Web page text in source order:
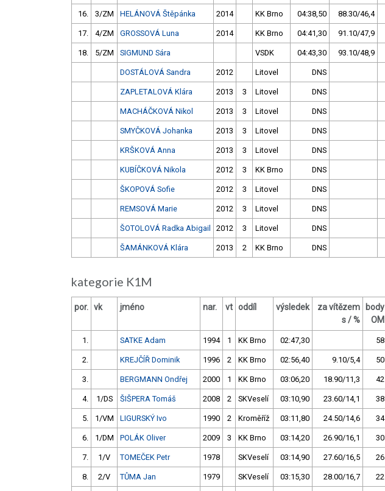
16. 3/ZM HELÁNOVÁ Štěpánka 2014 KK Brno 04:38,50 88.30/46,4
17. 4/ZM GROSSOVÁ Luna 2014 KK Brno 04:41,30 91.10/47,9
18. 5/ZM SIGMUND Sára VSDK 04:43,30 93.10/48,9
DOSTÁLOVÁ Sandra 2012 Litovel DNS
ZAPLETALOVÁ Klára 2013 3 Litovel DNS
MACHÁČKOVÁ Nikol 2013 3 Litovel DNS
SMYČKOVÁ Johanka 2013 3 Litovel DNS
KRŠKOVÁ Anna 2013 3 Litovel DNS
KUBÍČKOVÁ Nikola 2012 3 KK Brno DNS
ŠKOPOVÁ Sofie 2012 3 Litovel DNS
REMSOVÁ Marie 2012 3 Litovel DNS
ŠOTOLOVÁ Radka Abigail 2012 3 Litovel DNS
ŠAMÁNKOVÁ Klára 2013 2 KK Brno DNS
kategorie K1M
por. vk jméno nar. vt oddíl výsledek
za vítězem
s / %
body
OM
1. SATKE Adam 1994 1 KK Brno 02:47,30 58
2. KREJČÍŘ Dominik 1996 2 KK Brno 02:56,40 9.10/5,4 50
3. BERGMANN Ondřej 2000 1 KK Brno 03:06,20 18.90/11,3 42
4. 1/DS ŠIŠPERA Tomáš 2008 2 SKVeselí 03:10,90 23.60/14,1 38
5. 1/VM LIGURSKÝ Ivo 1990 2 Kroměříž 03:11,80 24.50/14,6 34
6. 1/DM POLÁK Oliver 2009 3 KK Brno 03:14,20 26.90/16,1 30
7. 1/V TOMEČEK Petr 1978 SKVeselí 03:14,90 27.60/16,5 26
8. 2/V TŮMA Jan 1979 SKVeselí 03:15,30 28.00/16,7 22